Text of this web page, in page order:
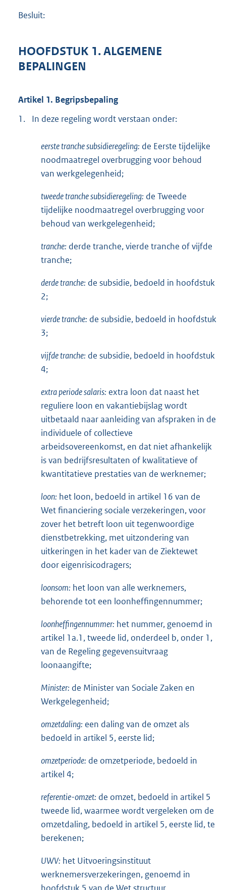
Besluit:
HOOFDSTUK 1. ALGEMENE
BEPALINGEN
Artikel 1. Begripsbepaling
1.
In deze regeling wordt verstaan onder:
eerste tranche subsidieregeling: de Eerste tijdelijke
noodmaatregel overbrugging voor behoud
van werkgelegenheid;
tweede tranche subsidieregeling: de Tweede
tijdelijke noodmaatregel overbrugging voor
behoud van werkgelegenheid;
tranche: derde tranche, vierde tranche of vijfde
tranche;
derde tranche: de subsidie, bedoeld in hoofdstuk
2;
vierde tranche: de subsidie, bedoeld in hoofdstuk
3;
vijfde tranche: de subsidie, bedoeld in hoofdstuk
4;
extra periode salaris: extra loon dat naast het
reguliere loon en vakantiebijslag wordt
uitbetaald naar aanleiding van afspraken in de
individuele of collectieve
arbeidsovereenkomst, en dat niet afhankelijk
is van bedrijfsresultaten of kwalitatieve of
kwantitatieve prestaties van de werknemer;
loon: het loon, bedoeld in artikel 16 van de
Wet financiering sociale verzekeringen, voor
zover het betreft loon uit tegenwoordige
dienstbetrekking, met uitzondering van
uitkeringen in het kader van de Ziektewet
door eigenrisicodragers;
loonsom: het loon van alle werknemers,
behorende tot een loonheffingennummer;
loonheffingennummer: het nummer, genoemd in
artikel 1a.1, tweede lid, onderdeel b, onder 1,
van de Regeling gegevensuitvraag
loonaangifte;
Minister: de Minister van Sociale Zaken en
Werkgelegenheid;
omzetdaling: een daling van de omzet als
bedoeld in artikel 5, eerste lid;
omzetperiode: de omzetperiode, bedoeld in
artikel 4;
referentie-omzet: de omzet, bedoeld in artikel 5
tweede lid, waarmee wordt vergeleken om de
omzetdaling, bedoeld in artikel 5, eerste lid, te
berekenen;
UWV: het Uitvoeringsinstituut
werknemersverzekeringen, genoemd in